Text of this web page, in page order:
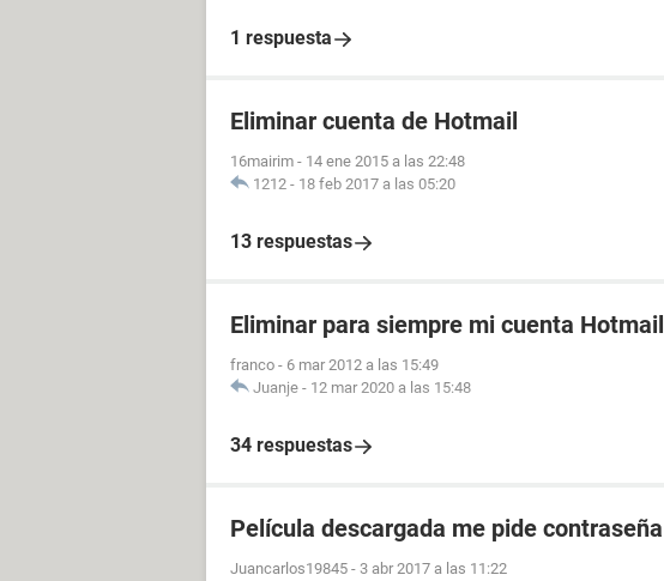
1 respuesta
Eliminar cuenta de Hotmail
16mairim - 14 ene 2015 a las 22:48
1212 - 18 feb 2017 a las 05:20
13 respuestas
Eliminar para siempre mi cuenta Hotmail
franco - 6 mar 2012 a las 15:49
Juanje - 12 mar 2020 a las 15:48
34 respuestas
Película descargada me pide contraseña
Juancarlos19845 - 3 abr 2017 a las 11:22